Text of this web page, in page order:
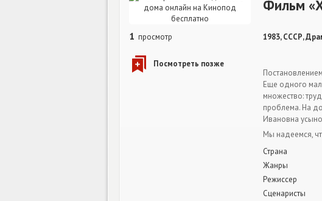
1 просмотр
Фильм
1983, СССР,
Еще одного
множество:
проблема. На
Ивановна
Мы надеемся,
Страна
Жанры
Режиссер
Сценаристы